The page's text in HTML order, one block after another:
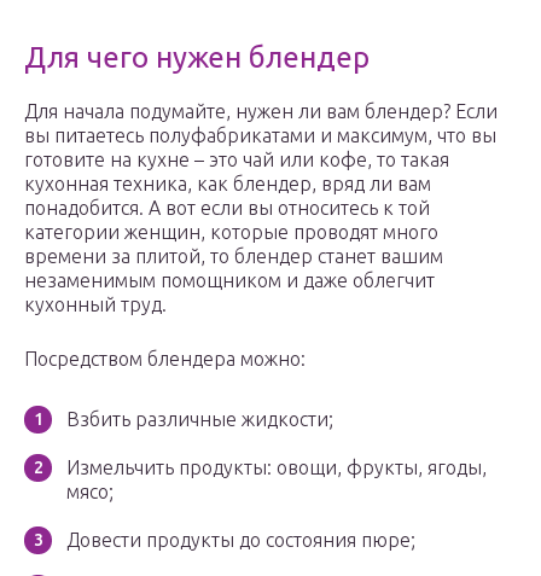
Для чего нужен блендер
Для начала подумайте, нужен ли вам блендер? Если
вы питаетесь полуфабрикатами и максимум, что вы
готовите на кухне – это чай или кофе, то такая
кухонная техника, как блендер, вряд ли вам
понадобится. А вот если вы относитесь к той
категории женщин, которые проводят много
времени за плитой, то блендер станет вашим
незаменимым помощником и даже облегчит
кухонный труд.
Посредством блендера можно:
Взбить различные жидкости;
Измельчить продукты: овощи, фрукты, ягоды,
мясо;
Довести продукты до состояния пюре;